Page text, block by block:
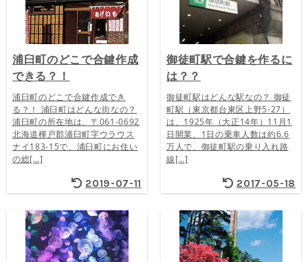
浦臼町のどこで合鍵作成
できる？！
浦臼町のどこで合鍵作成でき
る？！ 浦臼町はどんな街なの？
浦臼町の所在地は、〒061-0692
北海道樺戸郡浦臼町字ウラウス
ナイ183-15で、浦臼町にお住い
の総[…]
2019-07-11
御徒町駅で合鍵を作るに
は？？
御徒町駅はどんな駅なの？ 御徒
町駅（東京都台東区上野5-27）
は、1925年（大正14年）11月1
日開業、1日の乗車人数は約6.6
万人で、御徒町駅の乗り入れ路
線[…]
2017-05-18